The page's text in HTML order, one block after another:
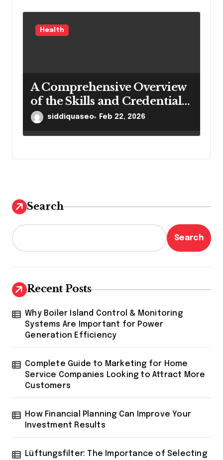
Health
A Comprehensive Overview
of the Skills and Credentials
of Dantu Higienistas
siddiquaseo Feb 22, 2026
Search
Search
Recent Posts
Why Boiler Island Control & Monitoring
Systems Are Important for Power
Generation Efficiency
Complete Guide to Marketing for Home
Service Companies Looking to Attract More
Customers
How Financial Planning Can Improve Your
Investment Results
Lüftungsfilter: The Importance of Selecting